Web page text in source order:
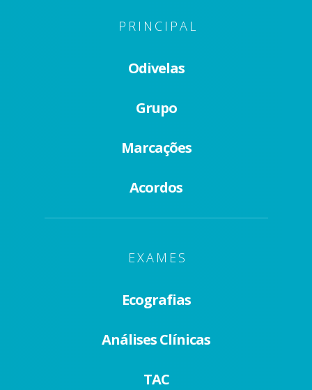
PRINCIPAL
Odivelas
Grupo
Marcações
Acordos
EXAMES
Ecografias
Análises Clínicas
TAC